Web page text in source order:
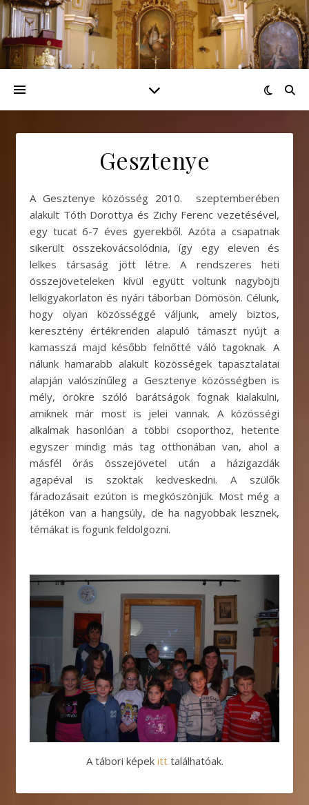
Gesztenye
A Gesztenye közösség 2010. szeptemberében
alakult Tóth Dorottya és Zichy Ferenc vezetésével,
egy tucat 6-7 éves gyerekből. Azóta a csapatnak
sikerült összekovácsolódnia, így egy eleven és
lelkes társaság jött létre. A rendszeres heti
összejöveteleken kívül együtt voltunk nagyböjti
lelkigyakorlaton és nyári táborban Dömösön. Célunk,
hogy olyan közösséggé váljunk, amely biztos,
keresztény értékrenden alapuló támaszt nyújt a
kamasszá majd később felnőtté váló tagoknak. A
nálunk hamarabb alakult közösségek tapasztalatai
alapján valószínűleg a Gesztenye közösségben is
mély, örökre szóló barátságok fognak kialakulni,
amiknek már most is jelei vannak. A közösségi
alkalmak hasonlóan a többi csoporthoz, hetente
egyszer mindig más tag otthonában van, ahol a
másfél órás összejövetel után a házigazdák
agapéval is szoktak kedveskedni. A szülők
fáradozásait ezúton is megköszönjük. Most még a
játékon van a hangsúly, de ha nagyobbak lesznek,
témákat is fogunk feldolgozni.
A tábori képekitt találhatóak.